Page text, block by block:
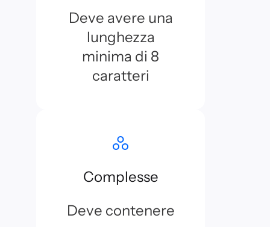
Deve avere una
lunghezza
minima di 8
caratteri
Complesse
Deve contenere